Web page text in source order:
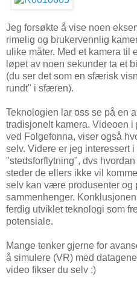
Jeg forsøkte å vise noen
rimelig og brukervennlig
ulike måter. Med et kamera til
løpet av noen sekunder ta et
(du ser det som en sfærisk
rundt" i sfæren).
Teknologien lar oss se på en
tradisjonelt kamera. Videoen
ved Folgefonna, viser også
selv. Videre er jeg interessert
"stedsforflytning", dvs
steder de ellers ikke vil
selv kan være produsenter og
sammenhenger.
ferdig utviklet teknologi som
potensiale.
Mange tenker gjerne for
å simulere (VR) med
video fikser du selv :)